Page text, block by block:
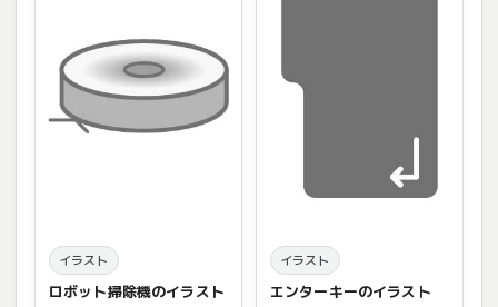
イラスト
ロボット掃除機のイラスト
イラスト
エンターキーのイラスト